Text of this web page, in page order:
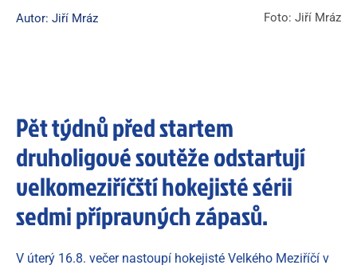
Autor: Jiří Mráz Foto: Jiří Mráz
Pět týdnů před startem
druholigové soutěže odstartují
velkomeziříčští hokejisté sérii
sedmi přípravných zápasů.
V úterý 16.8. večer nastoupí hokejisté Velkého Meziříčí v